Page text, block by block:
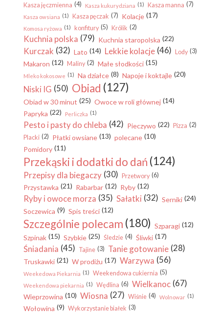
Kasza jęczmienna (4) Kasza kukurydziana (1) Kasza manna (7)
Kasza owsiana (1) Kasza pęczak (7) Kolacje (17)
Komosa ryżowa (1) konfitury (5) Królik (2)
Kuchnia polska (79) Kuchnia staropolska (22)
Kurczak (32) Lato (14) Lekkie kolacje (46) Lody (3)
Makaron (12) Maliny (2) Małe słodkości (15)
Mleko kokosowe (1) Na działce (8) Napoje i koktajle (20)
Niski IG (50) Obiad (127)
Obiad w 30 minut (25) Owoce w roli głównej (14)
Papryka (22) Perliczka (1)
Pesto i pasty do chleba (42) Pieczywo (22) Pizza (2)
Placki (2) Płatki owsiane (13) polecane (10)
Pomidory (11)
Przekąski i dodatki do dań (124)
Przepisy dla biegaczy (30) Przetwory (6)
Przystawka (21) Rabarbar (12) Ryby (12)
Ryby i owoce morza (35) Sałatki (32) Serniki (24)
Soczewica (9) Spis treści (12)
Szczególnie polecam (180) Szparagi (12)
Szpinak (15) Szybkie (25) Śledzie (4) Śliwki (17)
Śniadania (45) Tajine (3) Tanie gotowanie (28)
Truskawki (21) W prodiżu (17) Warzywa (56)
Weekedowa Piekarnia (1) Weekendowa cukiernia (5)
Weekendowa piekarnia (1) Wędlina (6) Wielkanoc (67)
Wieprzowina (10) Wiosna (27) Wiśnie (4) Wolnowar (1)
Wołowina (9) Wykorzystanie białek (3)